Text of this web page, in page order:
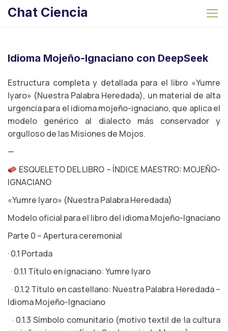
Chat Ciencia
Idioma Mojeño-Ignaciano con DeepSeek
Estructura completa y detallada para el libro «Yumre
Iyaro» (Nuestra Palabra Heredada), un material de alta
urgencia para el idioma mojeño-ignaciano, que aplica el
modelo genérico al dialecto más conservador y
orgulloso de las Misiones de Mojos.
—
ESQUELETO DEL LIBRO – ÍNDICE MAESTRO: MOJEÑO-
IGNACIANO
«Yumre Iyaro» (Nuestra Palabra Heredada)
Modelo oficial para el libro del idioma Mojeño-Ignaciano
Parte 0 – Apertura ceremonial
· 0.1 Portada
· 0.1.1 Título en ignaciano: Yumre Iyaro
· 0.1.2 Título en castellano: Nuestra Palabra Heredada –
Idioma Mojeño-Ignaciano
· 0.1.3 Símbolo comunitario (motivo textil de la cultura